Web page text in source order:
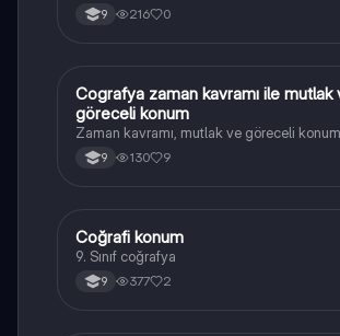
9 216 0
Coğrafya
Cografya zaman kavramı ile mutlak
göreceli konum
Zaman kavramı, mutlak ve göreceli konum
9 130 9
Coğrafya
Coğrafi konum
9. Sınıf coğrafya
9 377 2